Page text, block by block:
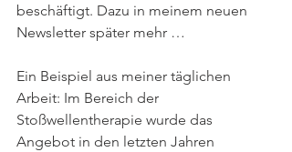
beschäftigt. Dazu in meinem neuen
Newsletter später mehr …
Ein Beispiel aus meiner täglichen
Arbeit: Im Bereich der
Stoßwellentherapie wurde das
Angebot in den letzten Jahren